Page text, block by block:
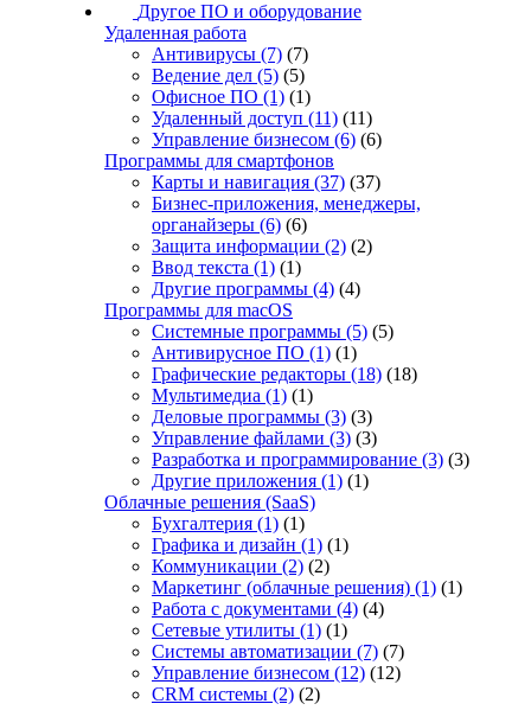
Другое ПО и оборудование
Удаленная работа
Антивирусы (7) (7)
Ведение дел (5) (5)
Офисное ПО (1) (1)
Удаленный доступ (11) (11)
Управление бизнесом (6) (6)
Программы для смартфонов
Карты и навигация (37) (37)
Бизнес-приложения, менеджеры,
органайзеры (6) (6)
Защита информации (2) (2)
Ввод текста (1) (1)
Другие программы (4) (4)
Программы для macOS
Системные программы (5) (5)
Антивирусное ПО (1) (1)
Графические редакторы (18) (18)
Мультимедиа (1) (1)
Деловые программы (3) (3)
Управление файлами (3) (3)
Разработка и программирование (3) (3)
Другие приложения (1) (1)
Облачные решения (SaaS)
Бухгалтерия (1) (1)
Графика и дизайн (1) (1)
Коммуникации (2) (2)
Маркетинг (облачные решения) (1) (1)
Работа с документами (4) (4)
Сетевые утилиты (1) (1)
Системы автоматизации (7) (7)
Управление бизнесом (12) (12)
CRM системы (2) (2)